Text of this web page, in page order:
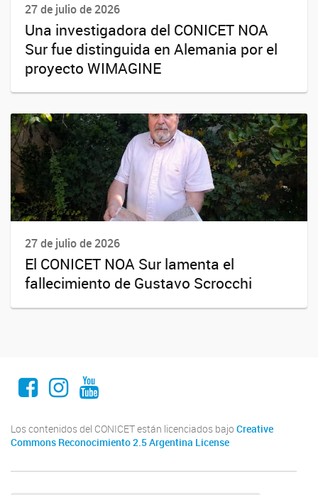
27 de julio de 2026
Una investigadora del CONICET NOA
Sur fue distinguida en Alemania por el
proyecto WIMAGINE
27 de julio de 2026
El CONICET NOA Sur lamenta el
fallecimiento de Gustavo Scrocchi
Facebook
Instagram
Youtube
Los contenidos del CONICET están licenciados bajo Creative
Commons Reconocimiento 2.5 Argentina License